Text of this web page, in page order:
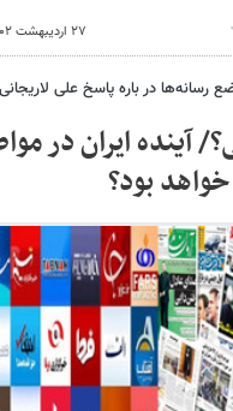
۲۷ اردیبهشت ۱۴۰۲ - ۱۷:۱۲
رسانه‌ها در باره پاسخ علی
آینده ایران در
بود؟